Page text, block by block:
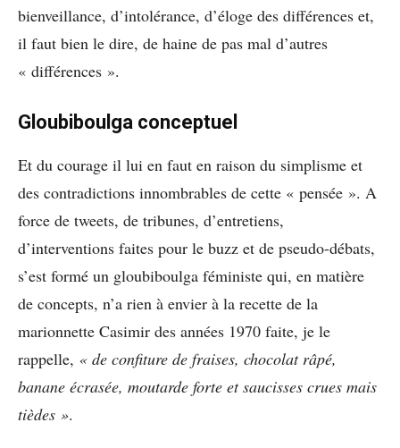
bienveillance, d’intolérance, d’éloge des différences et,
il faut bien le dire, de haine de pas mal d’autres
« différences ».
Gloubiboulga conceptuel
Et du courage il lui en faut en raison du simplisme et
des contradictions innombrables de cette « pensée ». A
force de tweets, de tribunes, d’entretiens,
d’interventions faites pour le buzz et de pseudo-débats,
s’est formé un gloubiboulga féministe qui, en matière
de concepts, n’a rien à envier à la recette de la
marionnette Casimir des années 1970 faite, je le
rappelle, « de confiture de fraises, chocolat râpé,
banane écrasée, moutarde forte et saucisses crues mais
tièdes ».